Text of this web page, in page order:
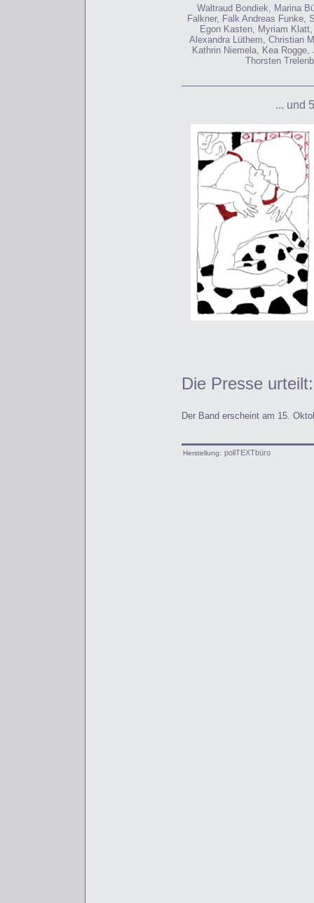
Waltraud Bondiek, Marina
Falkner, Falk Andreas Funke,
Egon Kasten, Myriam
Alexandra Lüthem, Christian
Kathrin Niemela, Kea
Thorsten
... und
Die Presse urteilt:
Der Band erscheint am 15.
Herstellung: poliTEXTbüro